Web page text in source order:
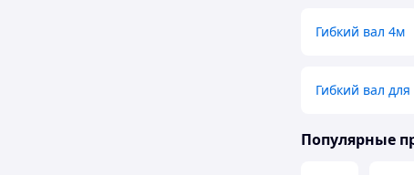
Гибкий вал 4м
Гибкий вал
Популярные